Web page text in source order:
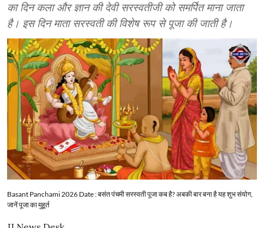
का दिन कला और ज्ञान की देवी सरस्वतीजी को समर्पित माना जाता
है। इस दिन माता सरस्वती की विशेष रूप से पूजा की जाती है।
Basant Panchami 2026 Date : बसंत पंचमी सरस्वती पूजा कब है? अबकी बार बना है यह शुभ संयोग,
जानें पूजा का मुहूर्त